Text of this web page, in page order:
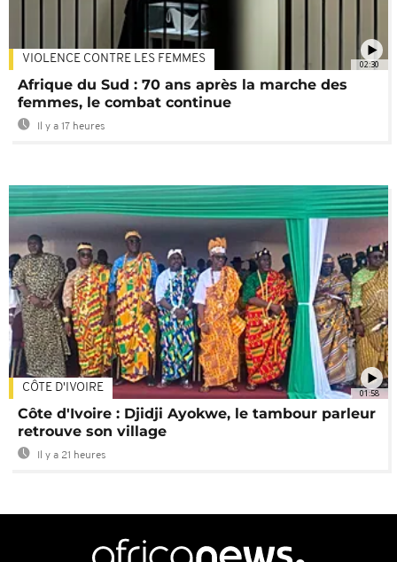
02:30
VIOLENCE CONTRE LES FEMMES
Afrique du Sud : 70 ans après la marche des
femmes, le combat continue
Il y a 17 heures
01:58
CÔTE D'IVOIRE
Côte d'Ivoire : Djidji Ayokwe, le tambour parleur
retrouve son village
Il y a 21 heures